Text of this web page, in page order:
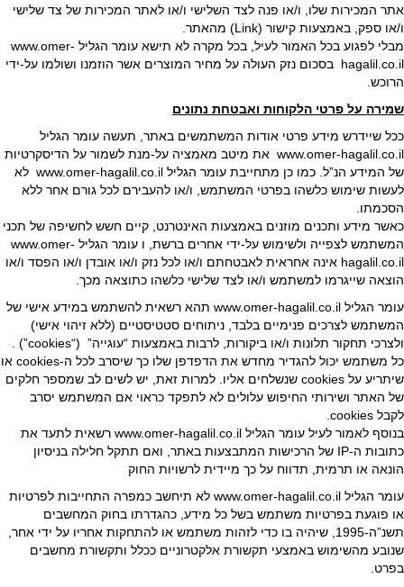
אתר המכירות שלו, ו/או פנה לצד השלישי ו/או לאתר המכירות של צד שלישי
ו/או ספק, באמצעות קישור (Link) מהאתר.
מבלי לפגוע בכל האמור לעיל, בכל מקרה לא תישא עומר הגליל www.omer-
hagalil.co.il בסכום נזק העולה על מחיר המוצרים אשר הוזמנו ושולמו על-ידי
הרוכש.
שמירה על פרטי הלקוחות ואבטחת נתונים
ככל שיידרש מידע פרטי אודות המשתמשים באתר, תעשה עומר הגליל
www.omer-hagalil.co.il את מיטב מאמציה על-מנת לשמור על הדיסקרטיות
של המידע הנ”ל. כמו כן מתחייבת עומר הגליל www.omer-hagalil.co.il לא
לעשות שימוש כלשהו בפרטי המשתמש, ו/או להעבירם לכל גורם אחר ללא
הסכמתו.
כאשר מידע ותכנים מוזנים באמצעות האינטרנט, קיים חשש לחשיפה של תכני
המשתמש לצפייה ולשימוש על-ידי אחרים ברשת, ו עומר הגליל www.omer-
hagalil.co.il אינה אחראית לאבטחתם ו/או לכל נזק ו/או אובדן ו/או הפסד ו/או
הוצאה שייגרמו למשתמש ו/או לצד שלישי כלשהו כתוצאה מכך.
עומר הגליל www.omer-hagalil.co.il תהא רשאית להשתמש במידע אישי של
המשתמש לצרכים פנימיים בלבד, ניתוחים סטטיסטיים (ללא זיהוי אישי)
ולצרכי תחקור תלונות ו/או ביקורות, לרבות באמצעות “עוגייה” (“cookies”) .
כל משתמש יכול להגדיר מחדש את הדפדפן שלו כך שיסרב לכל ה-cookies או
שיתריע על cookies שנשלחים אליו. למרות זאת, יש לשים לב שמספר חלקים
של האתר ושירותי החיפוש עלולים לא לתפקד כראוי אם המשתמש יסרב
לקבל cookies.
בנוסף לאמור לעיל עומר הגליל www.omer-hagalil.co.il רשאית לתעד את
כתובות ה-IP של הרכישות המתבצעות באתר, ואם תתקל חלילה בניסיון
הונאה או תרמית, תדווח על כך מיידית לרשויות החוק
עומר הגליל www.omer-hagalil.co.il לא תיחשב כמפרה התחייבות לפרטיות
או פוגעת בפרטיות משתמש בשל כל מידע, כהגדרתו בחוק המחשבים
תשנ”ה-1995, שיהיה בו כדי לזהות משתמש או להתחקות אחריו על ידי אחר,
שנובע מהשימוש באמצעי תקשורת אלקטרוניים ככלל ותקשורת מחשבים
בפרט.